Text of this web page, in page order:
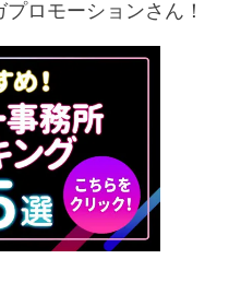
ロモーションさん！